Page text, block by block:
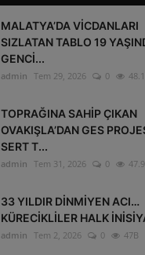
MALATYA’DA VİCDANLARI
SIZLATAN TABLO 19
GENCİ...
admin Tem 29, 2026 0
TOPRAĞINA SAHİP ÇIKAN
OVAKIŞLA’DAN GES
SERT T...
admin Tem 31, 2026 0
33 YILDIR DİNMİYEN ACI…
KÜRECİKLİLER HALK
admin Tem 2, 2026 0 47B